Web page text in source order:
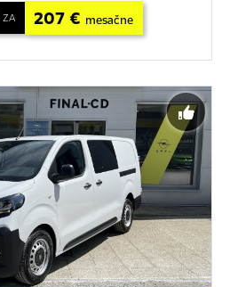
ZA 207 € mesačne